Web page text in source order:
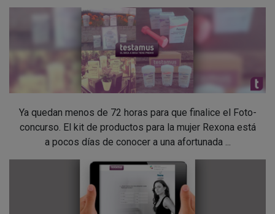
Ya quedan menos de 72 horas para que finalice el Foto-
concurso. El kit de productos para la mujer Rexona está
a pocos días de conocer a una afortunada ...